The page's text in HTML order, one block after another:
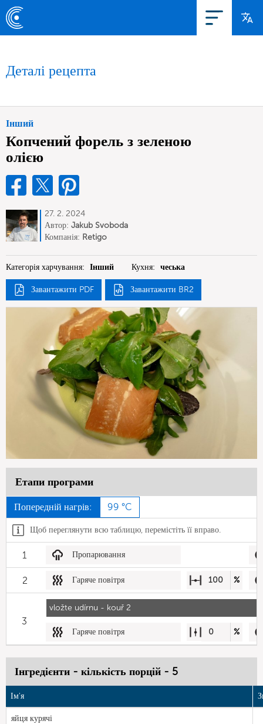
Деталі рецепта
Інший
Копчений форель з зеленою
олією
27. 2. 2024
Автор: Jakub Svoboda
Компанія: Retigo
Категорія харчування: Інший Кухня: чеська
Завантажити PDF Завантажити BR2
Етапи програми
Попередній нагрів: 99 °C
Щоб переглянути всю таблицю, перемістіть її вправо.
1 Пропарювання
2 Гаряче повітря 100 %
vložte udírnu - kouř 2
3
Гаряче повітря 0 %
Інгредієнти - кількість порцій - 5
Ім'я
яйця курячі